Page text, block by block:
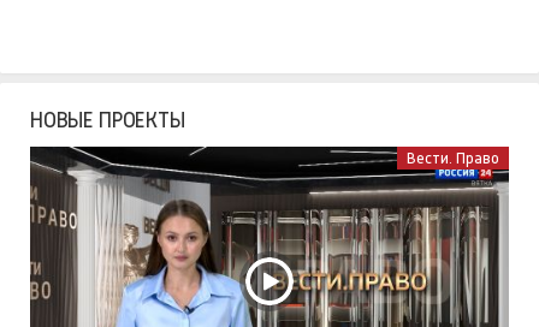
НОВЫЕ ПРОЕКТЫ
Вести. Право